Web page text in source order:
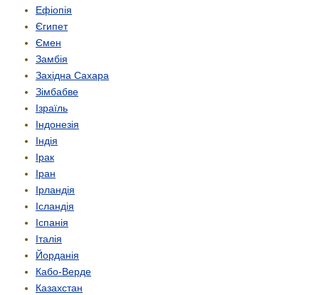
Ефіопія
Єгипет
Ємен
Замбія
Західна Сахара
Зімбабве
Ізраїль
Індонезія
Індія
Ірак
Іран
Ірландія
Ісландія
Іспанія
Італія
Йорданія
Кабо-Верде
Казахстан